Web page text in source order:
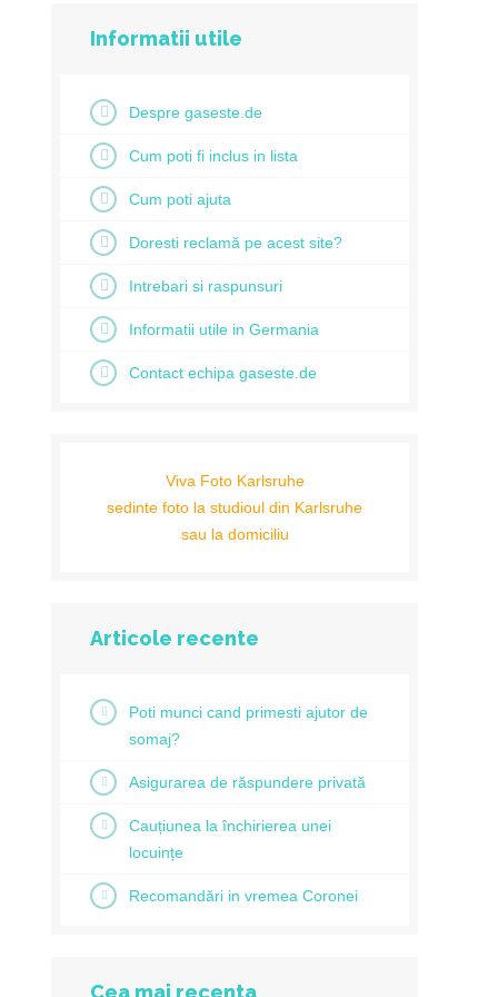
Informatii utile
Despre gaseste.de
Cum poti fi inclus in lista
Cum poti ajuta
Doresti reclamă pe acest site?
Intrebari si raspunsuri
Informatii utile in Germania
Contact echipa gaseste.de
Viva Foto Karlsruhe
sedinte foto la studioul din Karlsruhe
sau la domiciliu
Articole recente
Poti munci cand primesti ajutor de
somaj?
Asigurarea de răspundere privată
Cauțiunea la închirierea unei
locuințe
Recomandări in vremea Coronei
Cea mai recenta